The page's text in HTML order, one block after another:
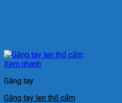
Xem nhanh
Găng tay
Găng tay len thổ cẩm